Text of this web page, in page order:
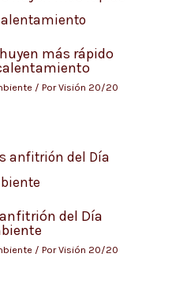
más rápido
/ PorVisión 20/20
del Día
/ PorVisión 20/20